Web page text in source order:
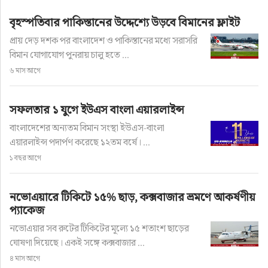
ভ্রমণ
সেন্ট মার্টিন থেকে ফেরার পথে সমুদ্রে
বিকল জাহাজ
লেখক: চেক ইন ডেস্ক
প্রকাশ: ৮ মাস আগে
বৃহস্পতিবার পাকিস্তানের উদ্দেশ্যে উড়বে বিমানের ফ্লাইট
প্রায় দেড় দশক পর বাংলাদেশ ও পাকিস্তানের মধ্যে সরাসরি
বিমান যোগাযোগ পুনরায় চালু হতে ...
৬ মাস আগে
সফলতার ১ যুগে ইউএস বাংলা এয়ারলাইন্স
বাংলাদেশের অন্যতম বিমান সংস্থা ইউএস-বাংলা
এয়ারলাইন্স পদার্পণ করেছে ১২তম বর্ষে। ...
১ বছর আগে
নভোএয়ারে টিকিটে ১৫% ছাড়, কক্সবাজার ভ্রমণে আকর্ষণীয়
প্যাকেজ
নভোএয়ার সব রুটের টিকিটের মূল্যে ১৫ শতাংশ ছাড়ের
ঘোষণা দিয়েছে। একই সঙ্গে কক্সবাজার ...
৪ মাস আগে